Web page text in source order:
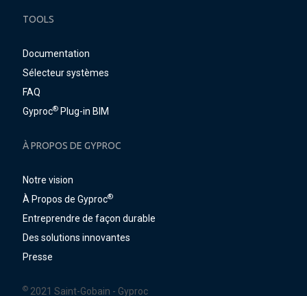
TOOLS
Documentation
Sélecteur systèmes
FAQ
Gyproc® Plug-in BIM
À PROPOS DE GYPROC
Notre vision
À Propos de Gyproc®
Entreprendre de façon durable
Des solutions innovantes
Presse
© 2021 Saint-Gobain - Gyproc